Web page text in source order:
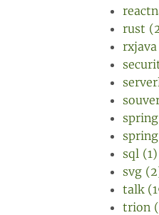
rust
sql (1)
svg
talk
trion